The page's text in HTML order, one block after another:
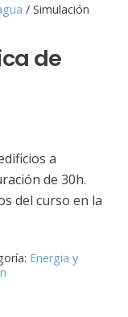
/ Simulación
de
a
de 30h.
del curso en la
Energia y